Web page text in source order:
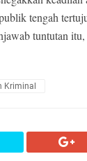
tengah
tuntutan
Kriminal